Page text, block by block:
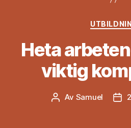
Heta
viktig
Inläggsförfattare
Av Samuel